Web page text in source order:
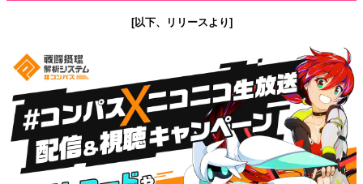
[以下、リリースより]